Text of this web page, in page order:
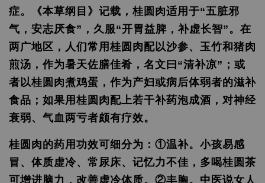
症。《本草纲目》记载，桂圆肉适用于“五脏邪
气，安志厌食”，久服“开胃益脾，补虚长智”。在
两广地区，人们常用桂圆肉配以沙参、玉竹和猪肉
煎汤，作为暑天佐膳佳肴，名文曰“清补凉”；或
者以桂圆肉煮鸡蛋，作为产妇或病后体弱者的滋补
食品；如果用桂圆肉配上若干补药泡成酒，对神经
衰弱、气血两亏者颇有疗效。
桂圆肉的药用功效可细分为：①温补。小孩易感
冒、体质虚冷、常尿床、记忆力不佳，多喝桂圆茶
可增进脑力，改善虚冷体质。②丰胸。中医说女人